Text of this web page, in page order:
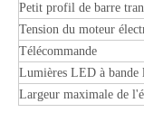
Petit profil de barre
Tension du moteur
Télécommande
Lumières LED à bande
Largeur maximale de